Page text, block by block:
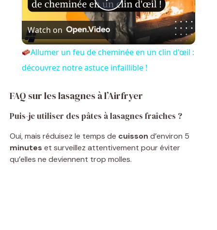
P
l
a
y
i
Watch on
Allumer un feu de cheminée en un clin d'œil :
découvrez notre astuce infaillible !
FAQ sur les lasagnes à l’Airfryer
Puis-je utiliser des pâtes à lasagnes fraîches ?
Oui, mais réduisez le temps de cuisson d’environ 5
minutes et surveillez attentivement pour éviter
qu’elles ne deviennent trop molles.